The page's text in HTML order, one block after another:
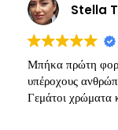
Stella
Μπήκα πρώτη
υπέροχους
Γεμάτοι χρώματα